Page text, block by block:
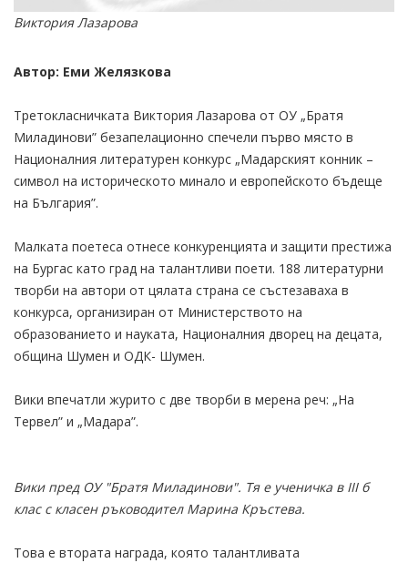
Виктория Лазарова
Автор: Еми Желязкова
Третокласничката Виктория Лазарова от ОУ „Братя
Миладинови” безапелационно спечели първо място в
Националния литературен конкурс „Мадарският конник –
символ на историческото минало и европейското бъдеще
на България”.
Малката поетеса отнесе конкуренцията и защити престижа
на Бургас като град на талантливи поети. 188 литературни
творби на автори от цялата страна се състезаваха в
конкурса, организиран от Министерството на
образованието и науката, Националния дворец на децата,
община Шумен и ОДК- Шумен.
Вики впечатли журито с две творби в мерена реч: „На
Тервел” и „Мадара”.
Вики пред ОУ "Братя Миладинови". Тя е ученичка в III б
клас с класен ръководител Марина Кръстева.
Това е втората награда, която талантливата